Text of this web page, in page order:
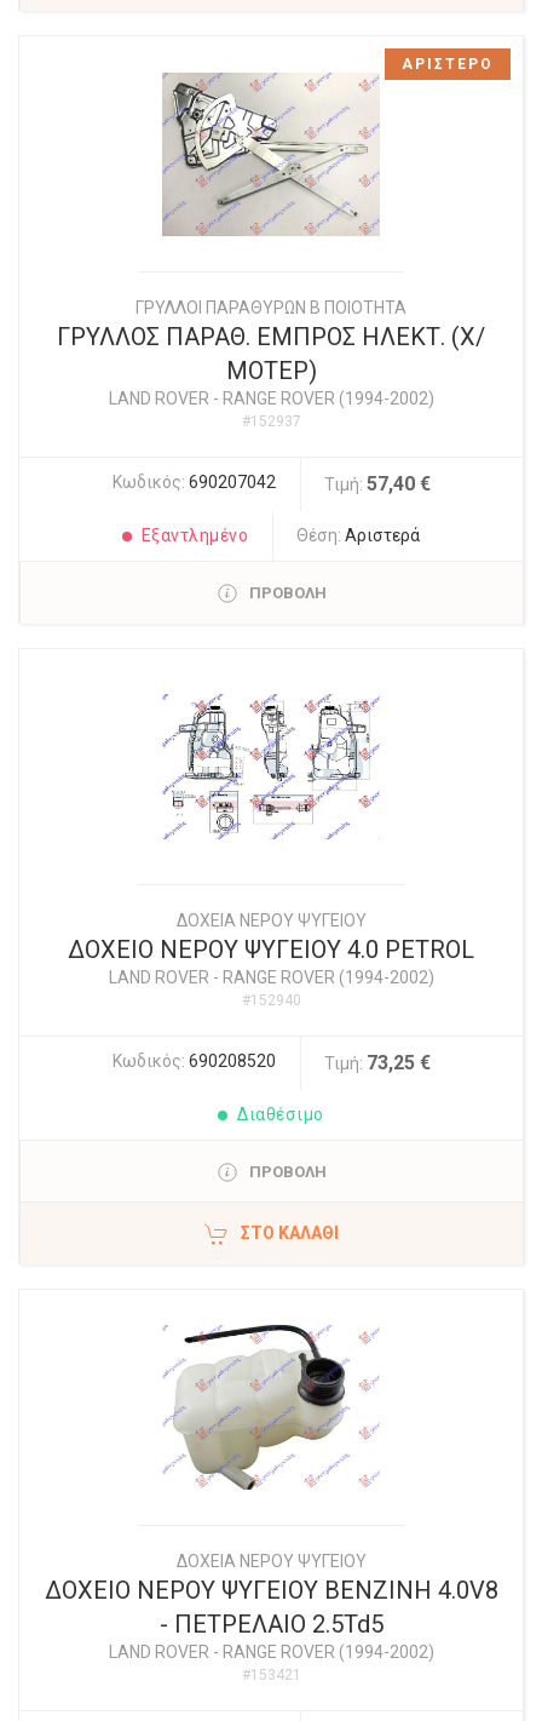
ΓΡΥΛΛΟΙ ΠΑΡΑΘΥΡΩΝ Β ΠΟΙΟΤΗΤΑ
ΓΡΥΛΛΟΣ ΠΑΡΑΘ. ΕΜΠΡΟΣ ΗΛΕΚΤ. (Χ/
ΜΟΤΕΡ)
LAND ROVER - RANGE ROVER (1994-2002)
#152937
Κωδικός: 690207042 Τιμή: 57,40 €
Εξαντλημένο Θέση:Αριστερά
ΠΡΟΒΟΛΗ
ΑΡΙΣΤΕΡΟ
ΔΟΧΕΙΑ ΝΕΡΟΥ ΨΥΓΕΙΟΥ
ΔΟΧΕΙΟ ΝΕΡΟΥ ΨΥΓΕΙΟΥ 4.0 PETROL
LAND ROVER - RANGE ROVER (1994-2002)
#152940
Κωδικός: 690208520 Τιμή: 73,25 €
Διαθέσιμο
ΠΡΟΒΟΛΗ
ΣΤΟ ΚΑΛΆΘΙ
ΔΟΧΕΙΑ ΝΕΡΟΥ ΨΥΓΕΙΟΥ
ΔΟΧΕΙΟ ΝΕΡΟΥ ΨΥΓΕΙΟΥ ΒΕΝΖΙΝΗ 4.0V8
- ΠΕΤΡΕΛΑΙΟ 2.5Td5
LAND ROVER - RANGE ROVER (1994-2002)
#153421